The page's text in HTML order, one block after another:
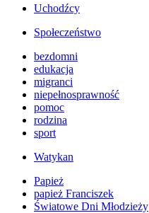
Uchodźcy
Społeczeństwo
bezdomni
edukacja
migranci
niepełnosprawność
pomoc
rodzina
sport
Watykan
Papież
papież Franciszek
Światowe Dni Młodzieży